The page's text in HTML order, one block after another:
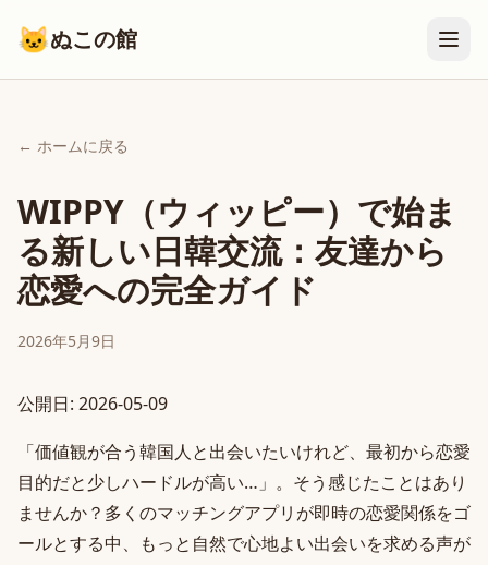
🐱ぬこの館
← ホームに戻る
WIPPY（ウィッピー）で始ま
る新しい日韓交流：友達から
恋愛への完全ガイド
2026年5月9日
公開日: 2026-05-09
「価値観が合う韓国人と出会いたいけれど、最初から恋愛
目的だと少しハードルが高い…」。そう感じたことはあり
ませんか？多くのマッチングアプリが即時の恋愛関係をゴ
ールとする中、もっと自然で心地よい出会いを求める声が